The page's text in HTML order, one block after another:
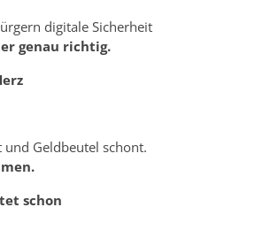
digitale Sicherheit
genau richtig.
und Geldbeutel schont.
schon